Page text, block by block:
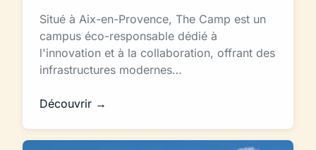
Situé à Aix-en-Provence, The Camp est un
campus éco-responsable dédié à
l'innovation et à la collaboration, offrant des
infrastructures modernes…
Découvrir →